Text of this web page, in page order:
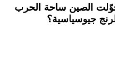
الصين ساحة الحرب
جيوسياسية؟